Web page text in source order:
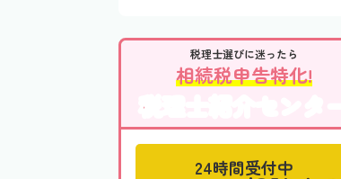
税理士選びに迷ったら
相続税申告特化!
税理士紹介センター
24時間受付中